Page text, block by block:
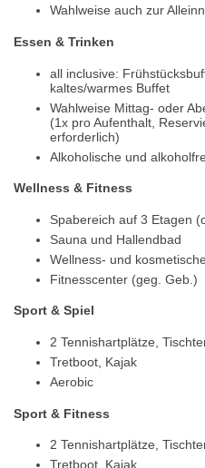
Wahlweise auch zur
Essen & Trinken
all inclusive:
kaltes/warmes Buffet
Wahlweise Mittag- oder
(1x pro Aufenthalt,
erforderlich)
Alkoholische und
Wellness & Fitness
Spabereich auf 3 Etagen
Sauna und Hallendbad
Wellness- und
Fitnesscenter (geg. Geb.)
Sport & Spiel
2 Tennishartplätze,
Tretboot, Kajak
Aerobic
Sport & Fitness
2 Tennishartplätze,
Tretboot, Kajak